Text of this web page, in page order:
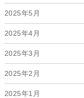
2025年5月
2025年4月
2025年3月
2025年2月
2025年1月